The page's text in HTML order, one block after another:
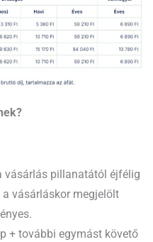
vásárlás pillanatától éjfélig
a vásárláskor megjelölt
+ további egymást követő